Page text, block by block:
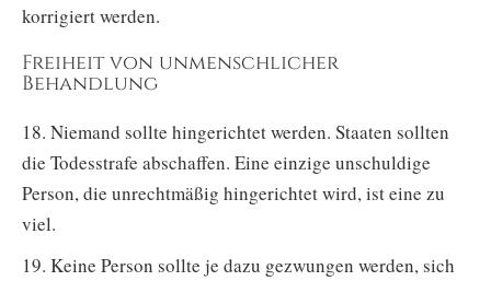
korrigiert werden.
Freiheit von unmenschlicher
Behandlung
18. Niemand sollte hingerichtet werden. Staaten sollten
die Todesstrafe abschaffen. Eine einzige unschuldige
Person, die unrechtmäßig hingerichtet wird, ist eine zu
viel.
19. Keine Person sollte je dazu gezwungen werden, sich